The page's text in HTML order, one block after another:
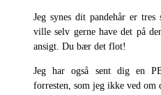
Jeg synes dit pandehår er
ville selv gerne have det på
ansigt. Du bær det flot!
Jeg har også sent dig en
forresten, som jeg ikke ved om